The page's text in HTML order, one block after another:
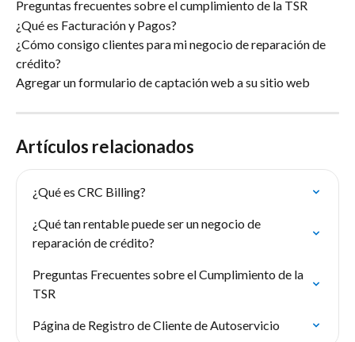
Preguntas frecuentes sobre el cumplimiento de la TSR
¿Qué es Facturación y Pagos?
¿Cómo consigo clientes para mi negocio de reparación de
crédito?
Agregar un formulario de captación web a su sitio web
Artículos relacionados
¿Qué es CRC Billing?
¿Qué tan rentable puede ser un negocio de
reparación de crédito?
Preguntas Frecuentes sobre el Cumplimiento de la
TSR
Página de Registro de Cliente de Autoservicio